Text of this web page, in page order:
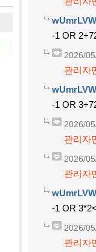
-1 OR
2026/
관리자
-1 OR
2026/
관리자
2026/
관리자
-1 OR
2026/
관리자